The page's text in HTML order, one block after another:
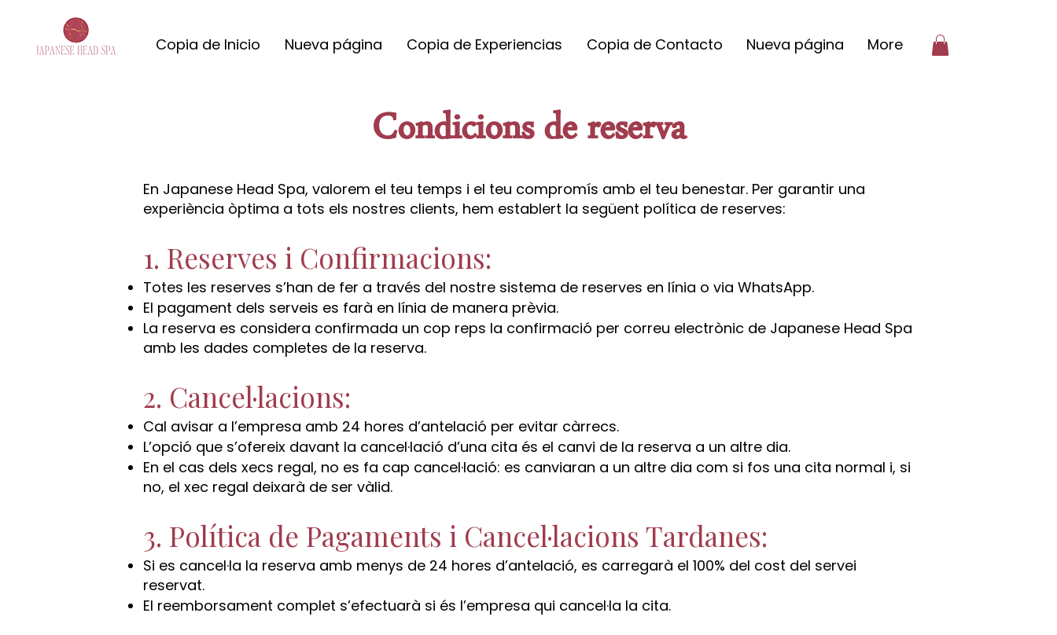
Copia de Inicio Nueva página Copia de Experiencias Copia de Contacto Nueva página More
Condicions de reserva
En Japanese Head Spa, valorem el teu temps i el teu compromís amb el teu benestar. Per garantir una
experiència òptima a tots els nostres clients, hem establert la següent política de reserves:
1. Reserves i Confirmacions:
Totes les reserves s’han de fer a través del nostre sistema de reserves en línia o via WhatsApp.
El pagament dels serveis es farà en línia de manera prèvia.
La reserva es considera confirmada un cop reps la confirmació per correu electrònic de Japanese Head Spa
amb les dades completes de la reserva.
2. Cancel·lacions:
Cal avisar a l’empresa amb 24 hores d’antelació per evitar càrrecs.
L’opció que s’ofereix davant la cancel·lació d’una cita és el canvi de la reserva a un altre dia.
En el cas dels xecs regal, no es fa cap cancel·lació: es canviaran a un altre dia com si fos una cita normal i, si
no, el xec regal deixarà de ser vàlid.
3. Política de Pagaments i Cancel·lacions Tardanes:
Si es cancel·la la reserva amb menys de 24 hores d’antelació, es carregarà el 100% del cost del servei
reservat.
El reemborsament complet s’efectuarà si és l’empresa qui cancel·la la cita.